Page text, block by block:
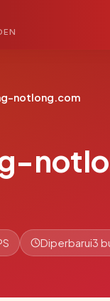
notlong.com
Diperbarui3